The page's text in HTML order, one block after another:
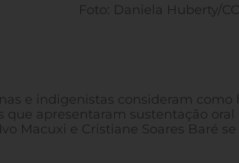
Foto: Daniela Huberty/
e indigenistas consideram
que apresentaram sustentação oral
Macuxi e Cristiane Soares Baré